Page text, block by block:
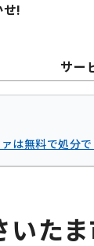
!
サー
は無料で処分
いた